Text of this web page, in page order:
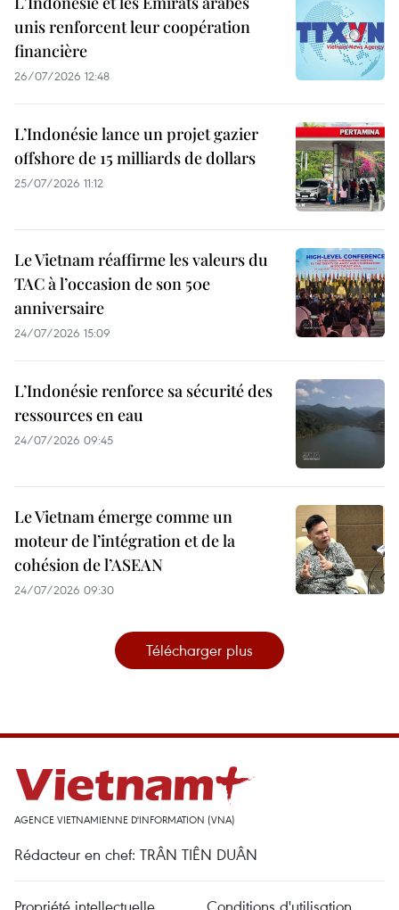
unis renforcent leur coopération
financière
26/07/2026 12:48
L’Indonésie lance un projet gazier
offshore de 15 milliards de dollars
25/07/2026 11:12
Le Vietnam réaffirme les valeurs du
TAC à l’occasion de son 50e
anniversaire
24/07/2026 15:09
L’Indonésie renforce sa sécurité des
ressources en eau
24/07/2026 09:45
Le Vietnam émerge comme un
moteur de l’intégration et de la
cohésion de l’ASEAN
24/07/2026 09:30
Télécharger plus
AGENCE VIETNAMIENNE D'INFORMATION (VNA)
Rédacteur en chef: TRÂN TIÊN DUÂN